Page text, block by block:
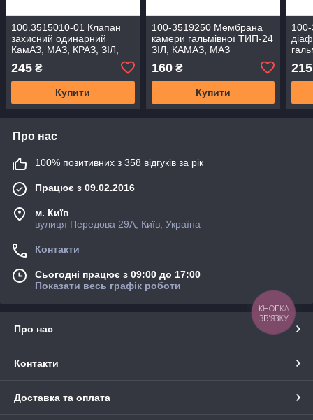
100.3515010-01 Клапан
захисний одинарний
КамАЗ, МАЗ, КРАЗ, ЗІЛ,
245 ₴
Купити
100-3519250 Мембрана
камери гальмівної ТИП-24
ЗІЛ, КАМАЗ, МАЗ
160₴
Купити
215
Про нас
100% позитивних з 358 відгуків за рік
Працює з 09.02.2016
м. Київ
вулиця Передова 29А, Київ, Україна
Контакти
Сьогодні працює з 09:00 до 17:00
Показати весь графік роботи
Про нас
Контакти
Доставка та оплата
КНОПКА
ЗВ'ЯЗКУ